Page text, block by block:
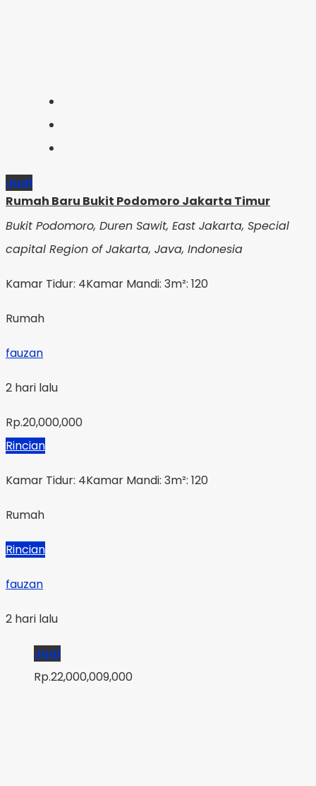
Jual
Rumah Baru Bukit Podomoro Jakarta Timur
Bukit Podomoro, Duren Sawit, East Jakarta, Special
capital Region of Jakarta, Java, Indonesia
Kamar Tidur: 4Kamar Mandi: 3m²: 120
Rumah
fauzan
2 hari lalu
Rp.20,000,000
Rincian
Kamar Tidur: 4Kamar Mandi: 3m²: 120
Rumah
Rincian
fauzan
2 hari lalu
Jual
Rp.22,000,009,000